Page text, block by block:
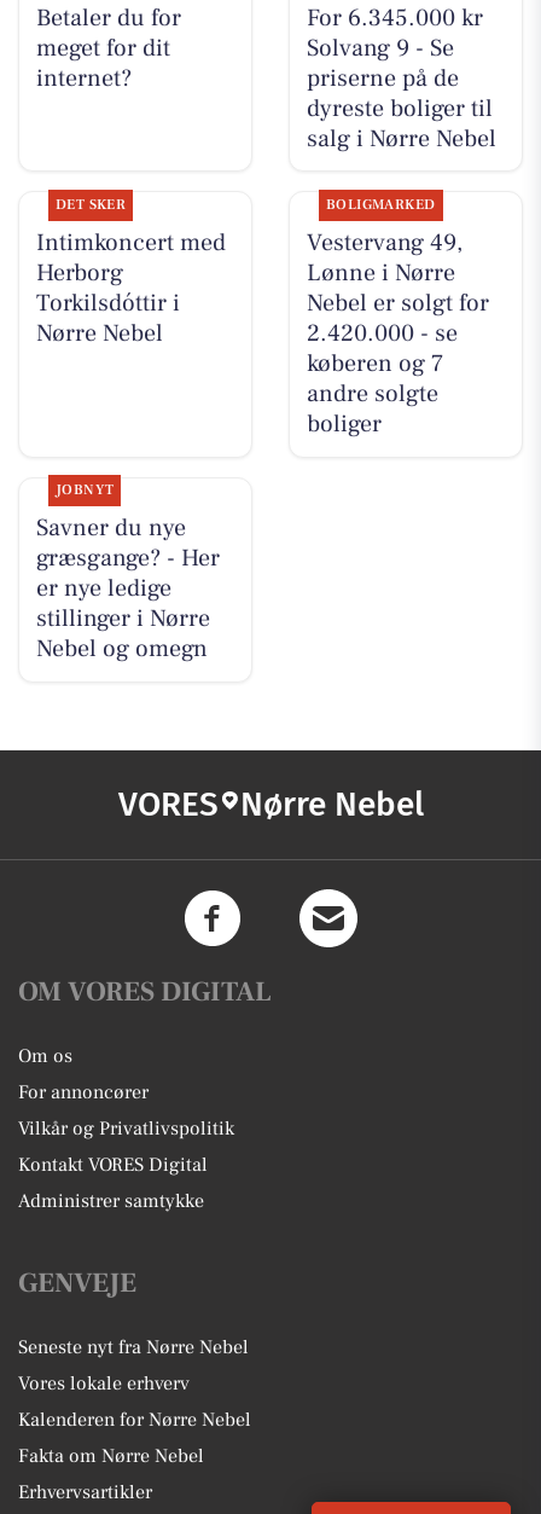
Betaler du for
meget for dit
internet?
For 6.345.000 kr
Solvang 9 - Se
priserne på de
dyreste boliger til
salg i Nørre Nebel
DET SKER
Intimkoncert med
Herborg
Torkilsdóttir i
Nørre Nebel
BOLIGMARKED
Vestervang 49,
Lønne i Nørre
Nebel er solgt for
2.420.000 - se
køberen og 7
andre solgte
boliger
JOBNYT
Savner du nye
græsgange? - Her
er nye ledige
stillinger i Nørre
Nebel og omegn
VORES Nørre Nebel
OM VORES DIGITAL
Om os
For annoncører
Vilkår og Privatlivspolitik
Kontakt VORES Digital
Administrer samtykke
GENVEJE
Seneste nyt fra Nørre Nebel
Vores lokale erhverv
Kalenderen for Nørre Nebel
Fakta om Nørre Nebel
Erhvervsartikler